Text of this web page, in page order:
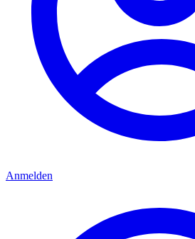
Anmelden